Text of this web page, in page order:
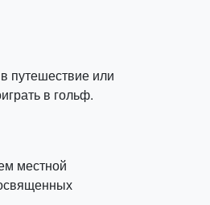
путешествие или
в гольф.
местной